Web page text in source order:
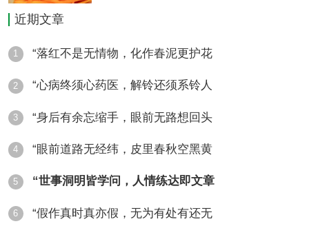
近期文章
1 “落红不是无情物，化作春泥更护花
2 “心病终须心药医，解铃还须系铃人
3 “身后有余忘缩手，眼前无路想回头
4 “眼前道路无经纬，皮里春秋空黑黄
5 “世事洞明皆学问，人情练达即文章
6 “假作真时真亦假，无为有处有还无